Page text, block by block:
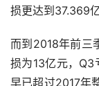
损更达到37.369亿
而到2018年前三
损为13亿元，Q3
早已超过2017年